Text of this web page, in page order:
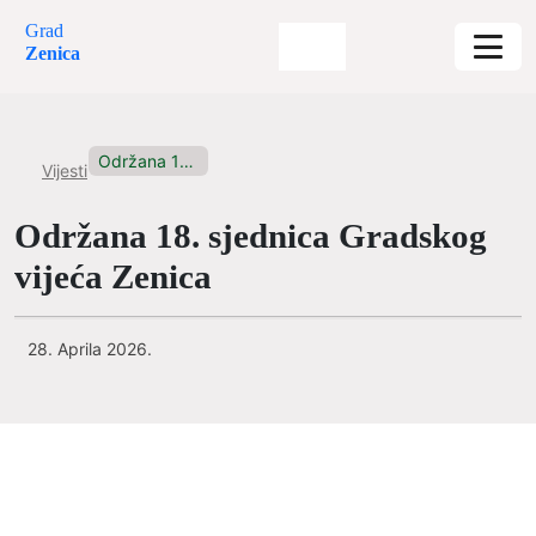
Grad
Zenica
Vijesti Održana 18. sjednica Gradskog vijeća...
Održana 18. sjednica Gradskog
vijeća Zenica
28. Aprila 2026.